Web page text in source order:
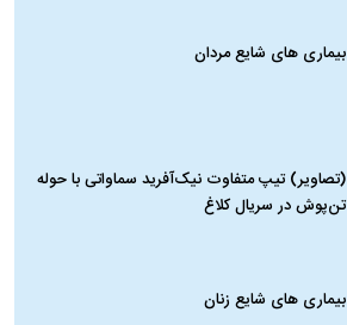
بیماری‌ های شایع مردان
(تصاویر) تیپ متفاوت نیک‌آفرید سماواتی با حوله
تن‌پوش در سریال کلاغ
بیماری‌ های شایع زنان